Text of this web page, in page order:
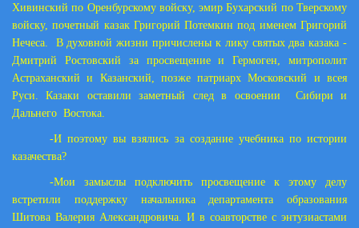
Хивинский по Оренбурскому войску, эмир Бухарский по Тверскому
войску, почетный казак Григорий Потемкин под именем Григорий
Нечеса. В духовной жизни причислены к лику святых два казака -
Дмитрий Ростовский за просвещение и Гермоген, митрополит
Астраханский и Казанский, позже патриарх Московский и всея
Руси. Казаки оставили заметный след в освоении Сибири и
Дальнего Востока.
-И поэтому вы взялись за создание учебника по истории
казачества?
-Мои замыслы подключить просвещение к этому делу
встретили поддержку начальника департамента образования
Шитова Валерия Александровича. И в соавторстве с энтузиастами